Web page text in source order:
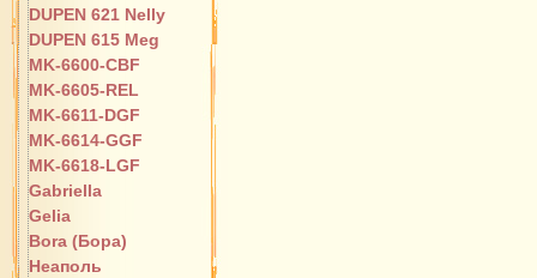
DUPEN 621 Nelly
DUPEN 615 Meg
MK-6600-CBF
MK-6605-REL
MK-6611-DGF
MK-6614-GGF
MK-6618-LGF
Gabriella
Gelia
Bora (Бора)
Неаполь